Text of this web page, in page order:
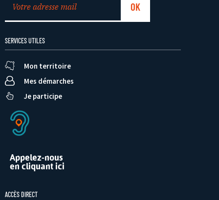
SERVICES UTILES
Mon territoire
Mes démarches
Je participe
Appelez-nous
en cliquant ici
ACCÈS DIRECT